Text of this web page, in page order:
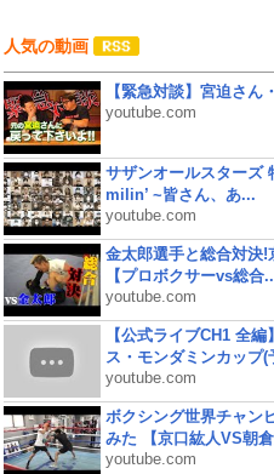
人気の動画
【緊急対談】宮迫さん
youtube.com
サザンオールスターズ
milin’ ~皆さん、あ...
youtube.com
金太郎選手と総合対決
【プロボクサーvs総合
youtube.com
【公式ライブCH1 全
ス・モンダミンカップ(
youtube.com
ボクシング世界チャン
みた 【京口紘人VS朝
youtube.com